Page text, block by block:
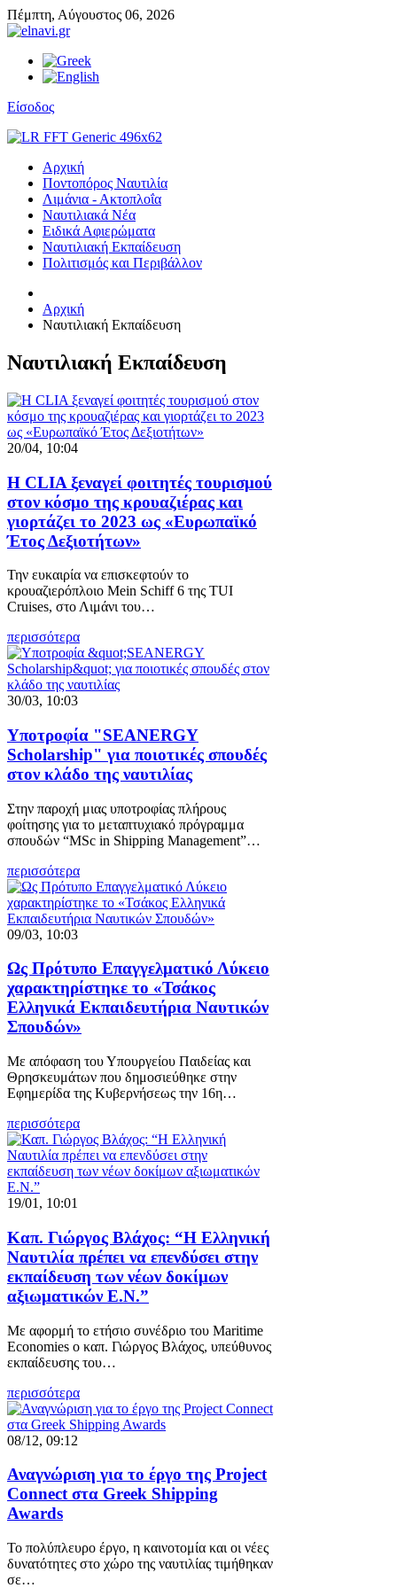
Πέμπτη, Αύγουστος 06, 2026
Είσοδος
Αρχική
Ποντοπόρος Ναυτιλία
Λιμάνια - Ακτοπλοΐα
Ναυτιλιακά Νέα
Ειδικά Αφιερώματα
Ναυτιλιακή Εκπαίδευση
Πολιτισμός και Περιβάλλον
Αρχική
Ναυτιλιακή Εκπαίδευση
Ναυτιλιακή Εκπαίδευση
20/04, 10:04
Η CLIA ξεναγεί φοιτητές τουρισμού
στον κόσμο της κρουαζιέρας και
γιορτάζει το 2023 ως «Ευρωπαϊκό
Έτος Δεξιοτήτων»
Την ευκαιρία να επισκεφτούν το
κρουαζιερόπλοιο Mein Schiff 6 της TUI
Cruises, στο Λιμάνι του…
περισσότερα
30/03, 10:03
Υποτροφία "SEANERGY
Scholarship" για ποιοτικές σπουδές
στον κλάδο της ναυτιλίας
Στην παροχή μιας υποτροφίας πλήρους
φοίτησης για το μεταπτυχιακό πρόγραμμα
σπουδών “MSc in Shipping Management”…
περισσότερα
09/03, 10:03
Ως Πρότυπο Επαγγελματικό Λύκειο
χαρακτηρίστηκε το «Τσάκος
Ελληνικά Εκπαιδευτήρια Ναυτικών
Σπουδών»
Με απόφαση του Υπουργείου Παιδείας και
Θρησκευμάτων που δημοσιεύθηκε στην
Εφημερίδα της Κυβερνήσεως την 16η…
περισσότερα
19/01, 10:01
Καπ. Γιώργος Βλάχος: “Η Ελληνική
Ναυτιλία πρέπει να επενδύσει στην
εκπαίδευση των νέων δοκίμων
αξιωματικών Ε.Ν.”
Με αφορμή το ετήσιο συνέδριο του Maritime
Economies ο καπ. Γιώργος Βλάχος, υπεύθυνος
εκπαίδευσης του…
περισσότερα
08/12, 09:12
Αναγνώριση για το έργο της Project
Connect στα Greek Shipping
Awards
Το πολύπλευρο έργο, η καινοτομία και οι νέες
δυνατότητες στο χώρο της ναυτιλίας τιμήθηκαν
σε…